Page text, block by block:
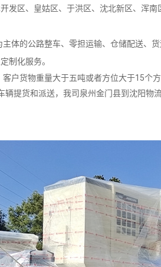
发区、皇姑区、于洪区、沈北新区、浑南
体的公路整车、零担运输、仓储配送、货
制化服务。
户货物重量大于五吨或者方位大于15个
辆提货和派送，我司泉州金门县到沈阳物